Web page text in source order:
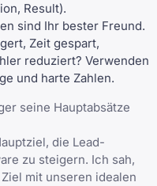
Result).
sind Ihr bester Freund.
Zeit gespart,
reduziert? Verwenden
und harte Zahlen.
seine Hauptabsätze
die Lead-
zu steigern. Ich sah,
mit unseren idealen